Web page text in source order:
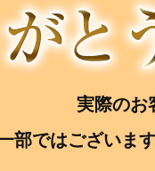
実際のお
部ではございま